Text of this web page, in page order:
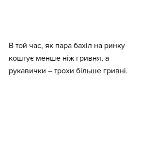
В той час, як пара бахіл на ринку
коштує менше ніж гривня, а
рукавички – трохи більше гривні.